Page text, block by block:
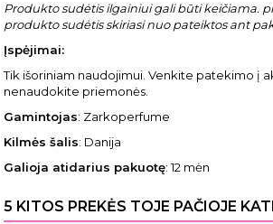
Produkto sudėtis ilgainiui gali būti keičiama.
produkto sudėtis skiriasi nuo pateiktos ant
Įspėjimai:
Tik išoriniam naudojimui. Venkite patekimo į
nenaudokite priemonės.
Gamintojas: Zarkoperfume
Kilmės šalis: Danija
Galioja atidarius pakuotę: 12 mėn
5 KITOS PREKĖS TOJE PAČIOJE